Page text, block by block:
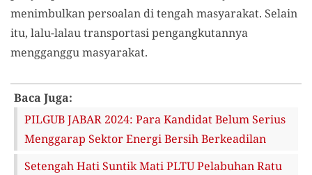
menimbulkan persoalan di tengah masyarakat. Selain
itu, lalu-lalau transportasi pengangkutannya
mengganggu masyarakat.
Baca Juga:
PILGUB JABAR 2024: Para Kandidat Belum Serius
Menggarap Sektor Energi Bersih Berkeadilan
Setengah Hati Suntik Mati PLTU Pelabuhan Ratu